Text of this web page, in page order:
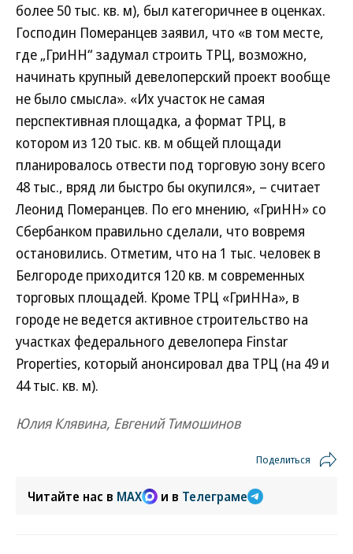
более 50 тыс. кв. м), был категоричнее в оценках.
Господин Померанцев заявил, что «в том месте,
где „ГриНН“ задумал строить ТРЦ, возможно,
начинать крупный девелоперский проект вообще
не было смысла». «Их участок не самая
перспективная площадка, а формат ТРЦ, в
котором из 120 тыс. кв. м общей площади
планировалось отвести под торговую зону всего
48 тыс., вряд ли быстро бы окупился», – считает
Леонид Померанцев. По его мнению, «ГриНН» со
Сбербанком правильно сделали, что вовремя
остановились. Отметим, что на 1 тыс. человек в
Белгороде приходится 120 кв. м современных
торговых площадей. Кроме ТРЦ «ГриННа», в
городе не ведется активное строительство на
участках федерального девелопера Finstar
Properties, который анонсировал два ТРЦ (на 49 и
44 тыс. кв. м).
Юлия Клявина, Евгений Тимошинов
Поделиться
Читайте нас в MAX и в Телеграме